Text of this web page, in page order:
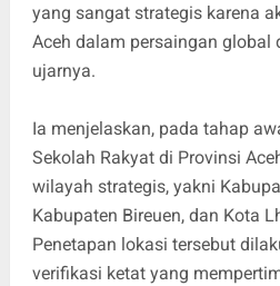
yang sangat strategis karena
Aceh dalam persaingan global
ujarnya.
Ia menjelaskan, pada tahap
Sekolah Rakyat di Provinsi
wilayah strategis, yakni
Kabupaten Bireuen, dan Kota
Penetapan lokasi tersebut
verifikasi ketat yang